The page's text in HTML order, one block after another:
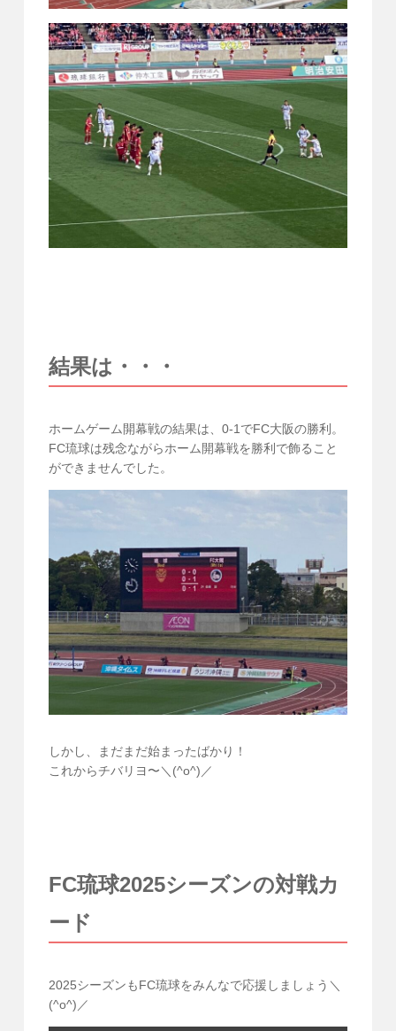
結果は・・・
ホームゲーム開幕戦の結果は、0-1でFC大阪の勝利。
FC琉球は残念ながらホーム開幕戦を勝利で飾ること
ができませんでした。
しかし、まだまだ始まったばかり！
これからチバリヨ〜＼(^o^)／
FC琉球2025シーズンの対戦カ
ード
2025シーズンもFC琉球をみんなで応援しましょう＼
(^o^)／